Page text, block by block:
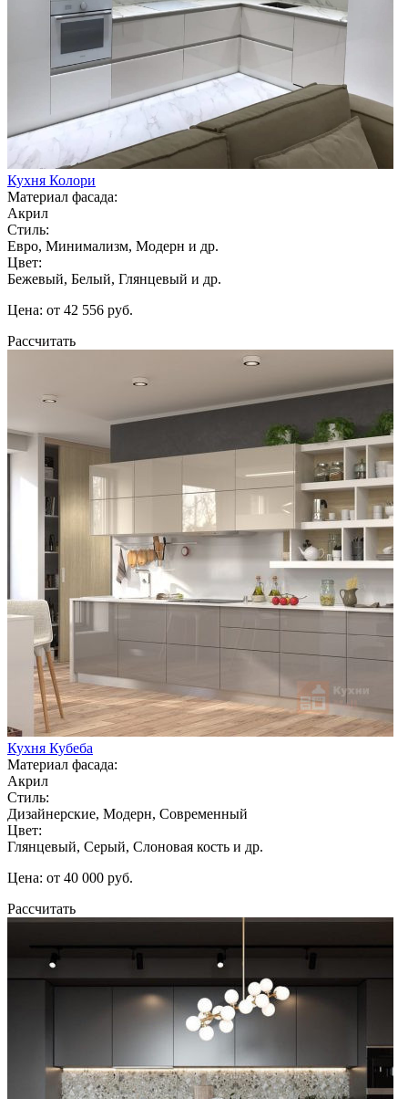
Кухня Колори
Материал фасада:
Акрил
Стиль:
Евро, Минимализм, Модерн и др.
Цвет:
Бежевый, Белый, Глянцевый и др.
Цена: от 42 556 руб.
Рассчитать
Кухня Кубеба
Материал фасада:
Акрил
Стиль:
Дизайнерские, Модерн, Современный
Цвет:
Глянцевый, Серый, Слоновая кость и др.
Цена: от 40 000 руб.
Рассчитать